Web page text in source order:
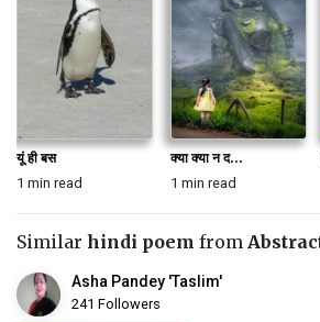
यूं ही बस
1 min read
क्या क्या न द...
1 min read
Similar hindi poem from
Asha Pandey 'Taslim'
241 Followers